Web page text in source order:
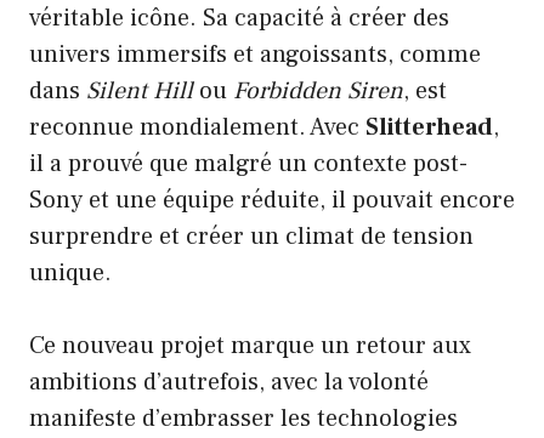
véritable icône. Sa capacité à créer des
univers immersifs et angoissants, comme
dans Silent Hillou Forbidden Siren, est
reconnue mondialement. Avec Slitterhead,
il a prouvé que malgré un contexte post-
Sony et une équipe réduite, il pouvait encore
surprendre et créer un climat de tension
unique.
Ce nouveau projet marque un retour aux
ambitions d’autrefois, avec la volonté
manifeste d’embrasser les technologies